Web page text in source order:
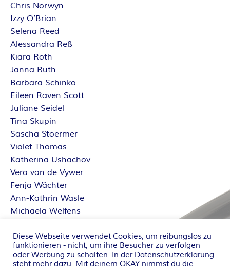
Chris Norwyn
Izzy O’Brian
Selena Reed
Alessandra Reß
Kiara Roth
Janna Ruth
Barbara Schinko
Eileen Raven Scott
Juliane Seidel
Tina Skupin
Sascha Stoermer
Violet Thomas
Katherina Ushachov
Vera van de Vywer
Fenja Wächter
Ann-Kathrin Wasle
Michaela Welfens
Dorothe Zürcher
Diese Webseite verwendet Cookies, um reibungslos zu
funktionieren - nicht, um ihre Besucher zu verfolgen
oder Werbung zu schalten. In der Datenschutzerklärung
steht mehr dazu. Mit deinem OKAY nimmst du die